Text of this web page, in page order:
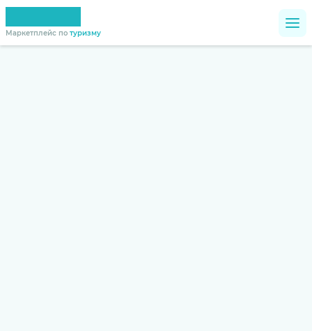
Маркетплейс по туризму